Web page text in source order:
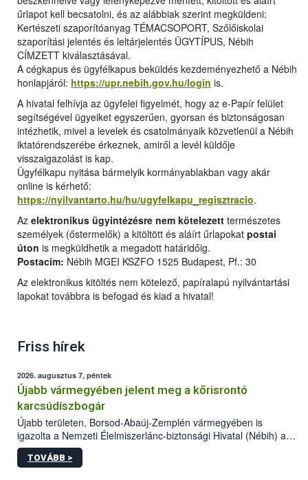
űrlapot kell becsatolni, és az alábbiak szerint megküldeni:
Kertészeti szaporítóanyag TÉMACSOPORT, Szőlőiskolai
szaporítási jelentés és leltárjelentés ÜGYTÍPUS, Nébih
CÍMZETT kiválasztásával.
A cégkapus és ügyfélkapus beküldés kezdeményezhető a Nébih
honlapjáról: https://upr.nebih.gov.hu/login is.
A hivatal felhívja az ügyfelei figyelmét, hogy az e-Papír felület
segítségével ügyeiket egyszerűen, gyorsan és biztonságosan
intézhetik, mivel a levelek és csatolmányaik közvetlenül a Nébih
iktatórendszerébe érkeznek, amiről a levél küldője
visszaigazolást is kap.
Ügyfélkapu nyitása bármelyik kormányablakban vagy akár
online is kérhető:
https://nyilvantarto.hu/hu/ugyfelkapu_regisztracio.
Az elektronikus ügyintézésre nem kötelezett természetes
személyek (őstermelők) a kitöltött és aláírt űrlapokat postai
úton is megküldhetik a megadott határidőig.
Postacím: Nébih MGEI KSZFO 1525 Budapest, Pf.: 30
Az elektronikus kitöltés nem kötelező, papíralapú nyilvántartási
lapokat továbbra is befogad és kiad a hivatal!
Friss hírek
2026. augusztus 7, péntek
Újabb vármegyében jelent meg a kőrisrontó
karcsúdíszbogár
Újabb területen, Borsod-Abaúj-Zemplén vármegyében is
igazolta a Nemzeti Élelmiszerlánc-biztonsági Hivatal (Nébih) a
kőrisrontó karcsúdíszbogár (Agrilus planipennis) jelenlétét. A
kártevőt nem csak színcsapdában találták meg, de már fertőzött
TOVÁBB >